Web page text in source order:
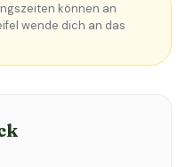
können an
wende dich an das